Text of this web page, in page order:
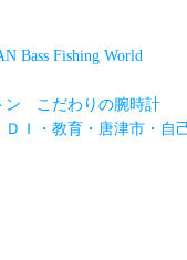
Bass Fishing World
こだわりの腕時計
Ｉ・教育・唐津市・自